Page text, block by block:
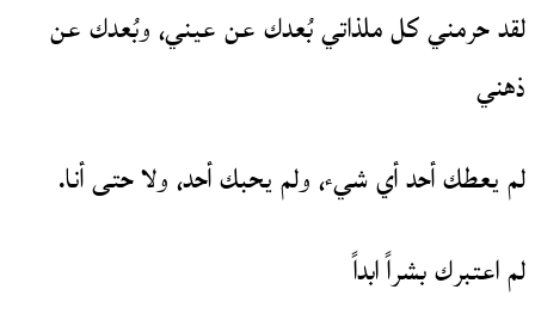
لقد حرمني كل ملذاتي بُعدك عن عيني، وبُعدك عن
ذهني
لم يعطك أحد أي شيء، ولم يحبك أحد، ولا حتى أنا.
لم اعتبرك بشراً ابداً